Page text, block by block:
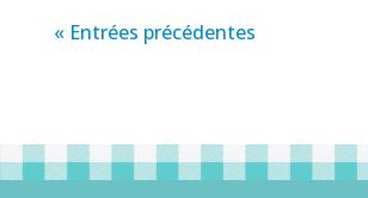
« Entrées précédentes